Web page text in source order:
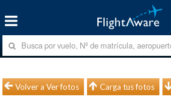
Volver a Ver fotos Carga tus fotos